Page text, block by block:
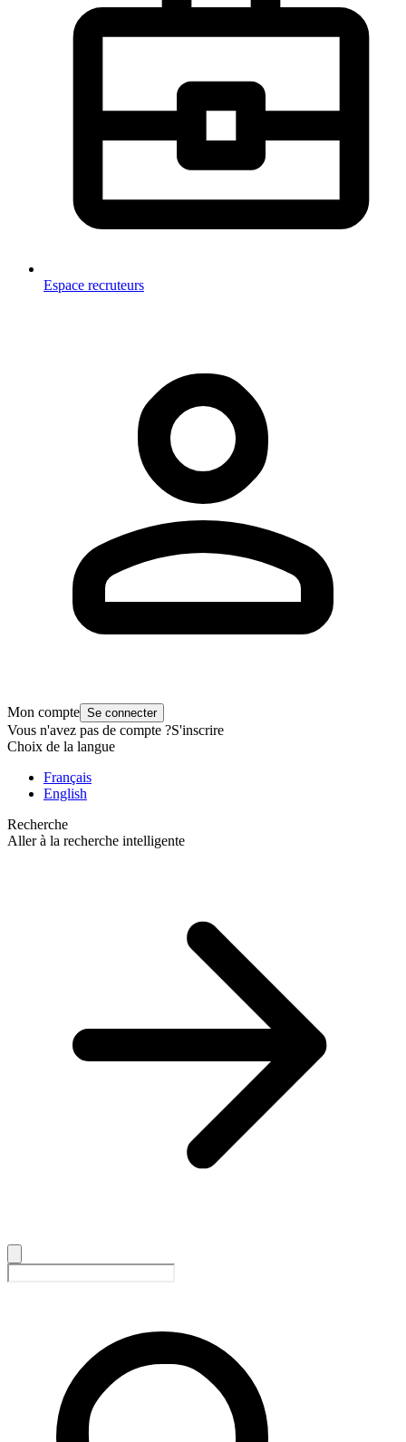
Espace recruteurs
Mon compte Se connecter
Vous n'avez pas de compte ?S'inscrire
Choix de la langue
Français
English
Recherche
Aller à la recherche intelligente